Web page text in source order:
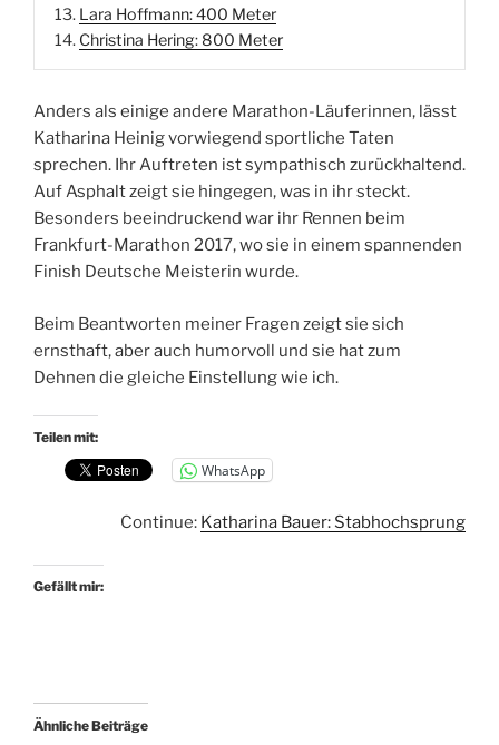
13. Lara Hoffmann: 400 Meter
14. Christina Hering: 800 Meter
Anders als einige andere Marathon-Läuferinnen, lässt
Katharina Heinig vorwiegend sportliche Taten
sprechen. Ihr Auftreten ist sympathisch zurückhaltend.
Auf Asphalt zeigt sie hingegen, was in ihr steckt.
Besonders beeindruckend war ihr Rennen beim
Frankfurt-Marathon 2017, wo sie in einem spannenden
Finish Deutsche Meisterin wurde.
Beim Beantworten meiner Fragen zeigt sie sich
ernsthaft, aber auch humorvoll und sie hat zum
Dehnen die gleiche Einstellung wie ich.
Teilen mit:
WhatsApp
Continue: Katharina Bauer: Stabhochsprung
Gefällt mir:
Ähnliche Beiträge